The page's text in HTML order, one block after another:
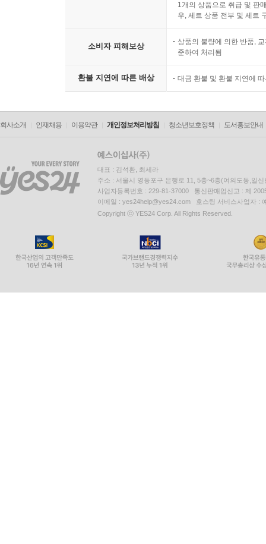
1개의 상품으로 취급 및 판
우, 세트 상품 전부 및 세트
소비자 피해보상
상품의 불량에 의한 반품,
준하여 처리됨
환불 지연에 따른 배상 대금 환불 및 환불 지연에
회사소개 인재채용 이용약관 개인정보처리방침 청소년보호정책 도서홍보안내
대표 : 김석환, 최세라
주소 : 서울시 영등포구 은행로 11, 5층~6층(여의도동,일신
사업자등록번호 : 229-81-37000 통신판매업신고 : 제
이메일 : yes24help@yes24.com 호스팅 서비스사업자 :
Copyright ⓒ YES24 Corp. All Rights Reserved.